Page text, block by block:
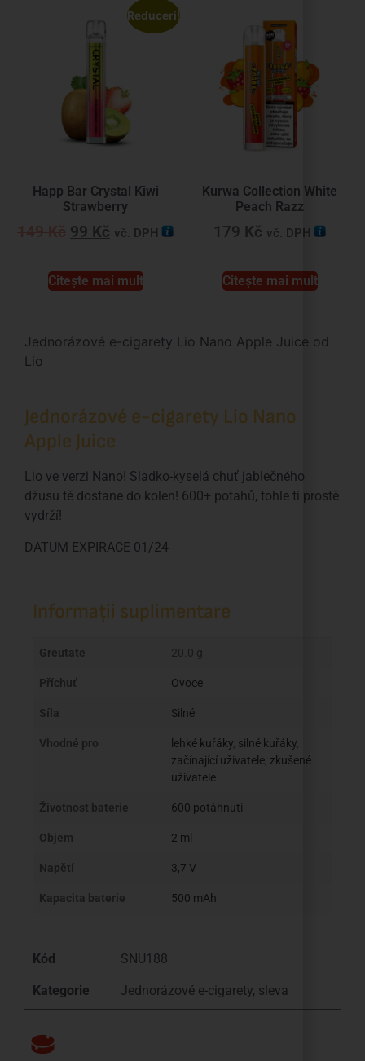
Reduceri!
Happ Bar Crystal Kiwi
Strawberry
99 Kč vč. DPH
Citește mai mult
Kurwa Collection White
Peach Razz
179 Kč vč. DPH
Citește mai mult
Jednorázové e-cigarety Lio Nano Apple Juice od
Lio
Jednorázové e-cigarety Lio Nano
Apple Juice
Lio ve verzi Nano! Sladko-kyselá chuť jablečného
džusu tě dostane do kolen! 600+ potahů, tohle ti prostě
vydrží!
DATUM EXPIRACE 01/24
Informații suplimentare
Greutate 20.0 g
Příchuť Ovoce
Síla Silné
Vhodné pro lehké kuřáky, silné kuřáky,
začínající uživatele, zkušené
uživatele
Životnost baterie 600 potáhnutí
Objem 2 ml
Napětí 3,7 V
Kapacita baterie 500 mAh
Kód SNU188
Kategorie Jednorázové e-cigarety, sleva